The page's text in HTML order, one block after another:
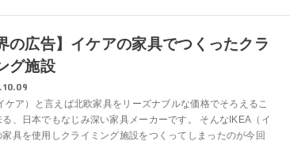
の広告】イケアの家具でつくったクラ
グ施設
ケア）と言えば北欧家具をリーズナブルな価格でそろえるこ
る、日本でもなじみ深い家具メーカーです。 そんなIKEA（イ
家具を使用しクライミング施設をつくってしまったのが今回